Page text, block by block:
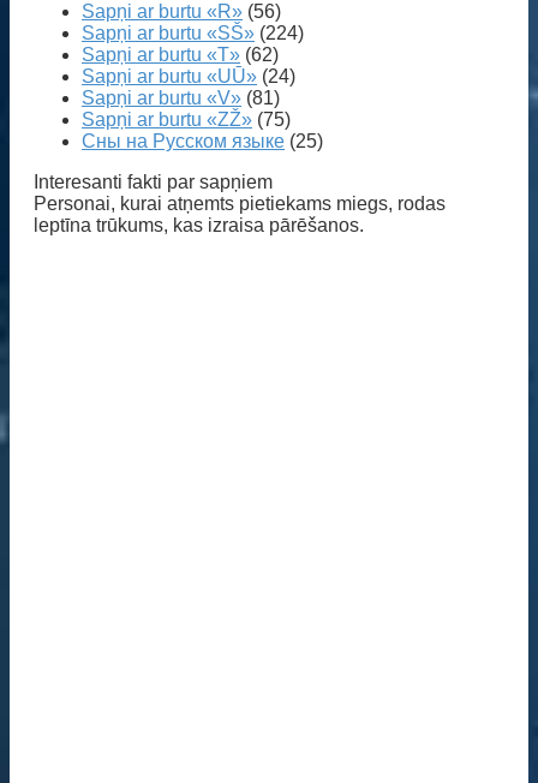
Sapņi ar burtu «R» (56)
Sapņi ar burtu «SŠ» (224)
Sapņi ar burtu «T» (62)
Sapņi ar burtu «UŪ» (24)
Sapņi ar burtu «V» (81)
Sapņi ar burtu «ZŽ» (75)
Сны на Русском языке (25)
Interesanti fakti par sapņiem
Personai, kurai atņemts pietiekams miegs, rodas
leptīna trūkums, kas izraisa pārēšanos.